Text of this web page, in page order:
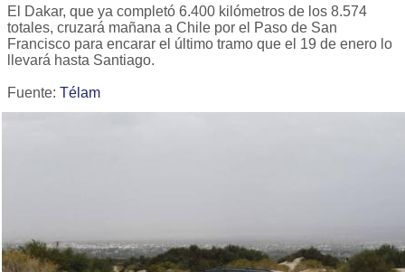
El Dakar, que ya completó 6.400 kilómetros de los 8.574
totales, cruzará mañana a Chile por el Paso de San
Francisco para encarar el último tramo que el 19 de enero lo
llevará hasta Santiago.
Fuente: Télam